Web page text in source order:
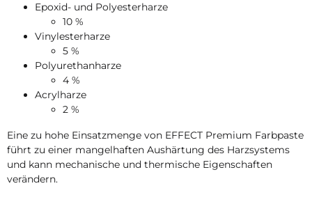
Epoxid- und Polyesterharze
10 %
Vinylesterharze
5 %
Polyurethanharze
4 %
Acrylharze
2 %
Eine zu hohe Einsatzmenge von EFFECT Premium Farbpaste
führt zu einer mangelhaften Aushärtung des Harzsystems
und kann mechanische und thermische Eigenschaften
verändern.